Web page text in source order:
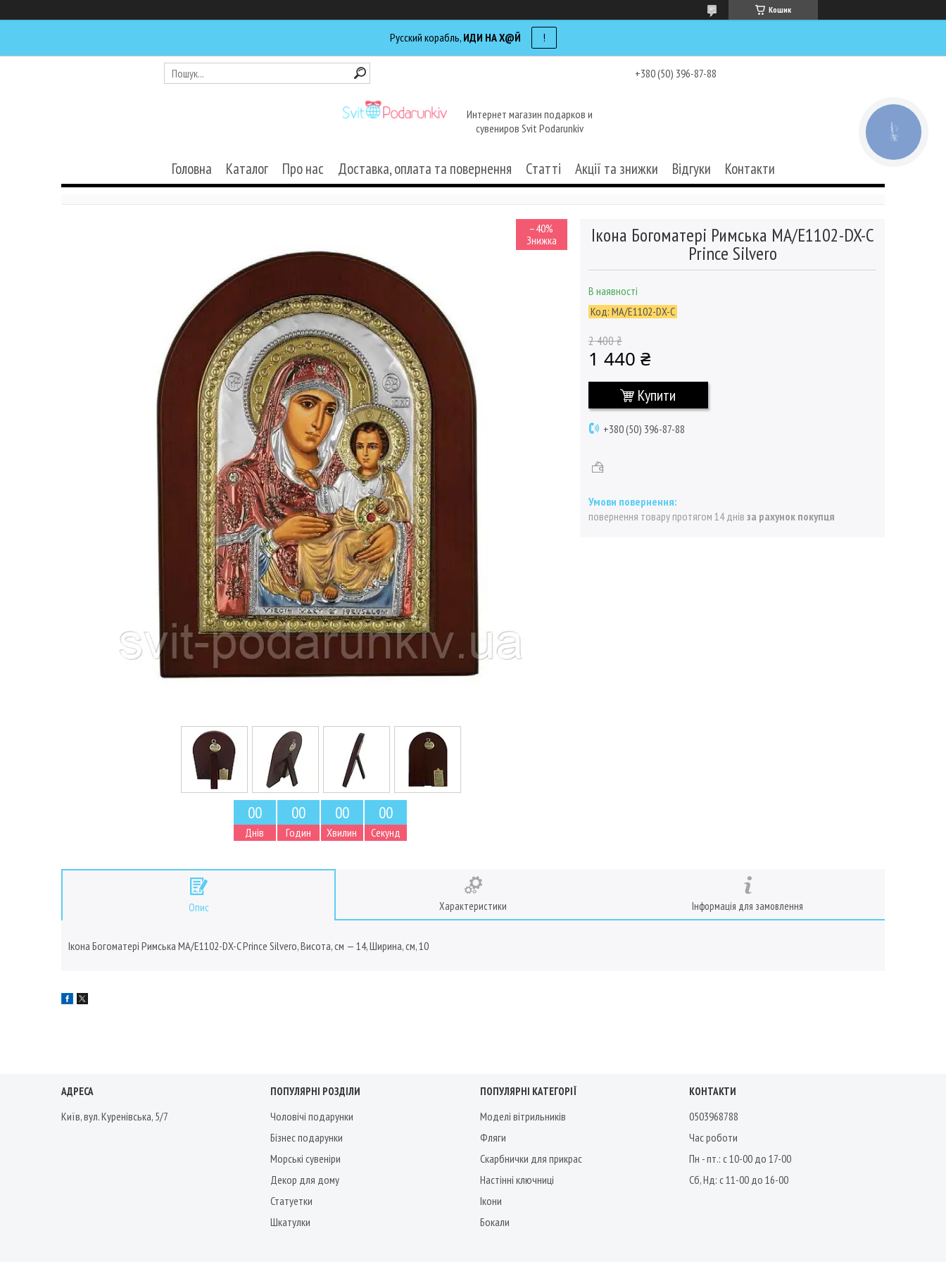
Кошик
Русский корабль, ИДИ НА Х@Й !
+380 (50) 396-87-88
Интернет магазин подарков и
сувениров Svit Podarunkiv
Головна Каталог Про нас Доставка, оплата та повернення Статті Акції та знижки Відгуки Контакти
–40%
00
Днів
00
Годин
00
Хвилин
00
Секунд
Ікона Богоматері Римська MA/E1102-DX-C
Prince Silvero
В наявності
Код: MA/E1102-DX-C
2 400 ₴
1 440 ₴
Купити
+380 (50) 396-87-88
повернення товару протягом 14 днів за рахунок покупця
Опис Характеристики Інформація для замовлення
Ікона Богоматері Римська MA/E1102-DX-C Prince Silvero, Висота, см — 14, Ширина, см, 10
АДРЕСА
Київ, вул. Куренівська, 5/7
ПОПУЛЯРНІ РОЗДІЛИ
Чоловічі подарунки
Бізнес подарунки
Морські сувеніри
Декор для дому
Статуетки
Шкатулки
ПОПУЛЯРНІ КАТЕГОРІЇ
Моделі вітрильників
Фляги
Скарбнички для прикрас
Настінні ключниці
Ікони
Бокали
КОНТАКТИ
0503968788
Час роботи
Пн - пт.: с 10-00 до 17-00
Сб, Нд: с 11-00 до 16-00
КНОПКА
ЗВ'ЯЗКУ